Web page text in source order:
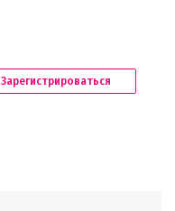
Зарегистрироваться